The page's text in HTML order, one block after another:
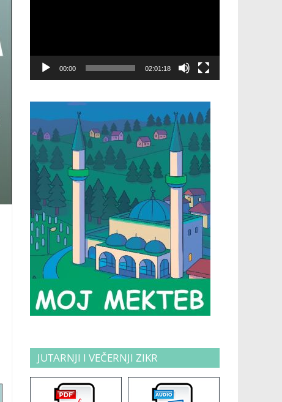
00:00 02:01:18
JUTARNJI I VEČERNJI ZIKR